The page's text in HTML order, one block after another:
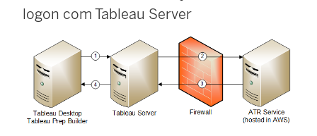
logon com Tableau Server